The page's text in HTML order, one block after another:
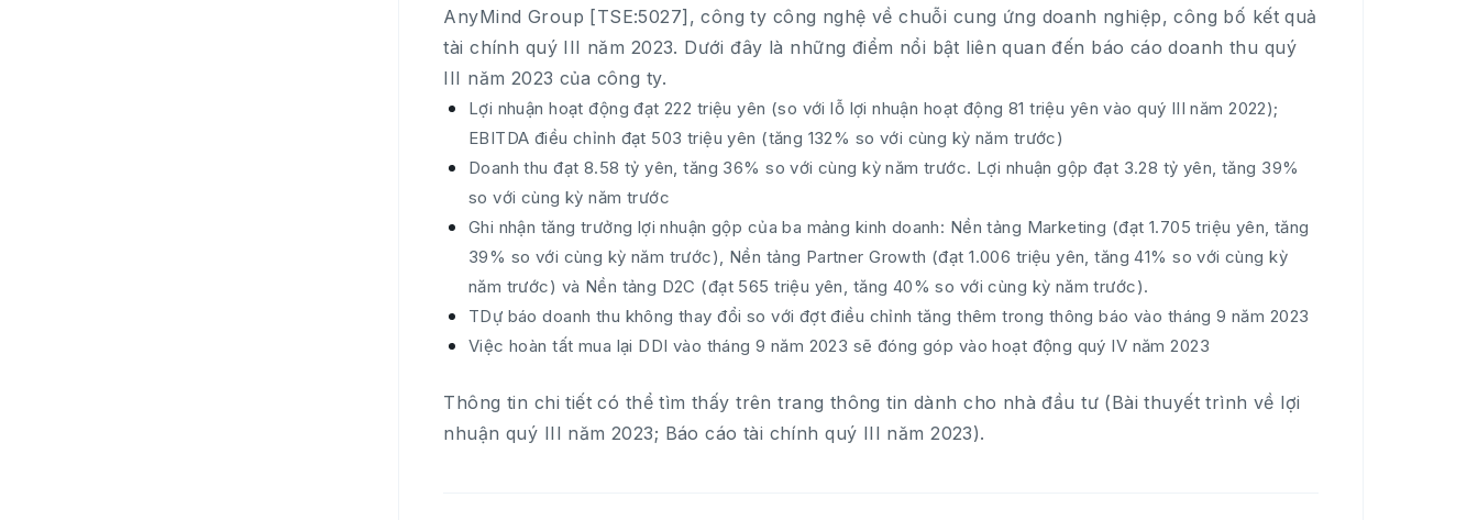
AnyMind Group [TSE:5027], công ty công nghệ về chuỗi cung ứng doanh nghiệp, công bố kết quả
tài chính quý III năm 2023. Dưới đây là những điểm nổi bật liên quan đến báo cáo doanh thu quý
III năm 2023 của công ty.
Lợi nhuận hoạt động đạt 222 triệu yên (so với lỗ lợi nhuận hoạt động 81 triệu yên vào quý III năm 2022);
EBITDA điều chỉnh đạt 503 triệu yên (tăng 132% so với cùng kỳ năm trước)
Doanh thu đạt 8.58 tỷ yên, tăng 36% so với cùng kỳ năm trước. Lợi nhuận gộp đạt 3.28 tỷ yên, tăng 39%
so với cùng kỳ năm trước
Ghi nhận tăng trưởng lợi nhuận gộp của ba mảng kinh doanh: Nền tảng Marketing (đạt 1.705 triệu yên, tăng
39% so với cùng kỳ năm trước), Nền tảng Partner Growth (đạt 1.006 triệu yên, tăng 41% so với cùng kỳ
năm trước) và Nền tảng D2C (đạt 565 triệu yên, tăng 40% so với cùng kỳ năm trước).
TDự báo doanh thu không thay đổi so với đợt điều chỉnh tăng thêm trong thông báo vào tháng 9 năm 2023
Việc hoàn tất mua lại DDI vào tháng 9 năm 2023 sẽ đóng góp vào hoạt động quý IV năm 2023
Thông tin chi tiết có thể tìm thấy trên trang thông tin dành cho nhà đầu tư (Bài thuyết trình về lợi
nhuận quý III năm 2023; Báo cáo tài chính quý III năm 2023).